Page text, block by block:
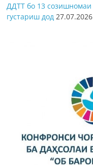
ДДТТ бо 13
густариш дод 27.07.2026